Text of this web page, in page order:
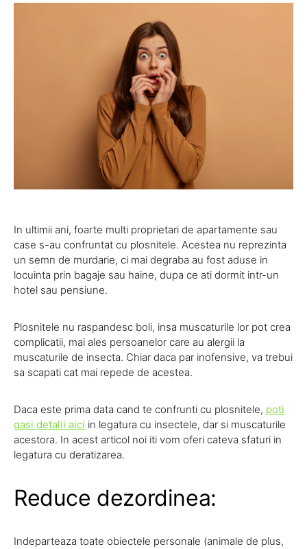
In ultimii ani, foarte multi proprietari de apartamente sau
case s-au confruntat cu plosnitele. Acestea nu reprezinta
un semn de murdarie, ci mai degraba au fost aduse in
locuinta prin bagaje sau haine, dupa ce ati dormit intr-un
hotel sau pensiune.
Plosnitele nu raspandesc boli, insa muscaturile lor pot crea
complicatii, mai ales persoanelor care au alergii la
muscaturile de insecta. Chiar daca par inofensive, va trebui
sa scapati cat mai repede de acestea.
Daca este prima data cand te confrunti cu plosnitele, poti
gasi detalii aici in legatura cu insectele, dar si muscaturile
acestora. In acest articol noi iti vom oferi cateva sfaturi in
legatura cu deratizarea.
Reduce dezordinea:
Indeparteaza toate obiectele personale (animale de plus,